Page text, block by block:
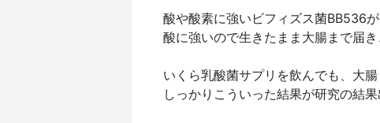
酸や酸素に強いビフィズス菌BB536
酸に強いので生きたまま大腸まで届
いくら乳酸菌サプリを飲んでも、大
しっかりこういった結果が研究の結